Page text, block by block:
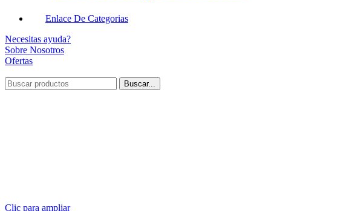
Enlace De Categorias
Necesitas ayuda?
Sobre Nosotros
Ofertas
Buscar...
Clic para ampliar